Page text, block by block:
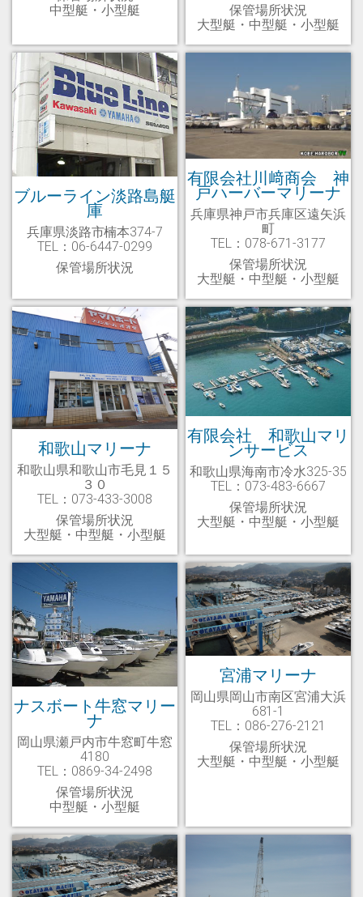
中型艇・小型艇
保管場所状況
大型艇・中型艇・小型艇
ブルーライン淡路島艇
庫
兵庫県淡路市楠本374-7
TEL：06-6447-0299
保管場所状況
有限会社川﨑商会 神
戸ハーバーマリーナ
兵庫県神戸市兵庫区遠矢浜
町
TEL：078-671-3177
保管場所状況
大型艇・中型艇・小型艇
和歌山マリーナ
和歌山県和歌山市毛見１５
３０
TEL：073-433-3008
保管場所状況
大型艇・中型艇・小型艇
有限会社 和歌山マリ
ンサービス
和歌山県海南市冷水325-35
TEL：073-483-6667
保管場所状況
大型艇・中型艇・小型艇
ナスボート牛窓マリー
ナ
岡山県瀬戸内市牛窓町牛窓
4180
TEL：0869-34-2498
保管場所状況
中型艇・小型艇
宮浦マリーナ
岡山県岡山市南区宮浦大浜
681-1
TEL：086-276-2121
保管場所状況
大型艇・中型艇・小型艇